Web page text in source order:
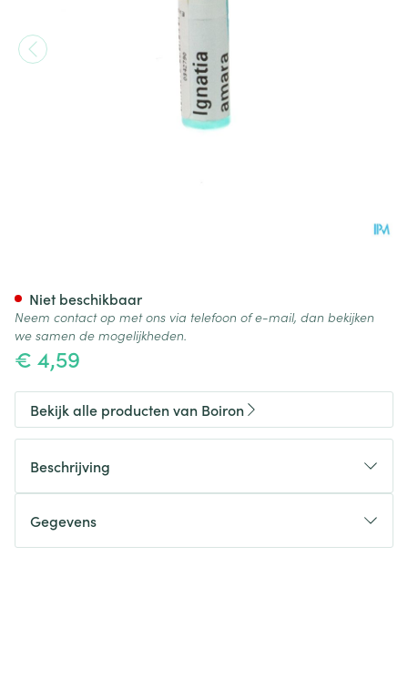
€ 4,59
Niet beschikbaar
Neem contact op met ons via telefoon of e-mail, dan bekijken
we samen de mogelijkheden.
Bekijk alle producten van Boiron
Beschrijving
Gegevens